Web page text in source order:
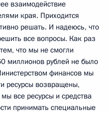
взаимодействие
края. Приходится
решать. И надеюсь, что
все вопросы. Как раз
что мы не смогли
миллионов рублей не было
финансов мы
ресурсы возвращены,
все ресурсы и средства
принимать специальные